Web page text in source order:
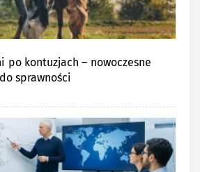
po kontuzjach – nowoczesne
sprawności